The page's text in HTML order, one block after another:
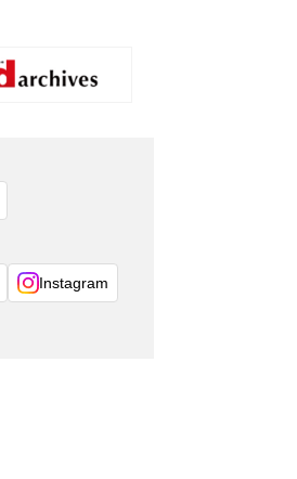
Instagram